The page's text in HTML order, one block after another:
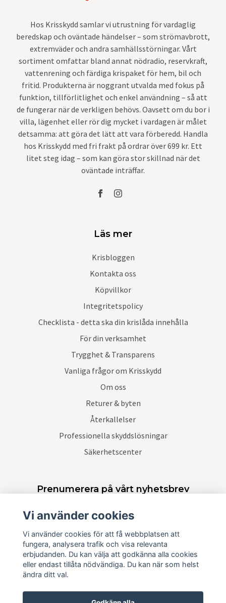
Hos Krisskydd samlar vi utrustning för vardaglig
beredskap och oväntade händelser – som strömavbrott,
extremväder och andra samhällsstörningar. Vårt
sortiment omfattar bland annat nödradio, reservkraft,
vattenrening och färdiga krispaket för hem, bil och
fritid. Produkterna är noggrant utvalda med fokus på
funktion, tillförlitlighet och enkel användning – så att
de fungerar när de verkligen behövs. Oavsett om du bor i
villa, lägenhet eller rör dig mycket i vardagen är målet
detsamma: att göra det lätt att vara förberedd. Handla
hos Krisskydd med fri frakt på ordrar över 699 kr. Ett
litet steg idag – som kan göra stor skillnad när det
oväntade inträffar.
Läs mer
Krisbloggen
Kontakta oss
Köpvillkor
Integritetspolicy
Checklista - detta ska din krislåda innehålla
För din verksamhet
Trygghet & Transparens
Vanliga frågor om Krisskydd
Om oss
Returer & byten
Återkallelser
Professionella skyddslösningar
Säkerhetscenter
Prenumerera på vårt nyhetsbrev
Vi använder cookies
Vi använder cookies för att få webbplatsen att
fungera, analysera trafik och visa relevanta
erbjudanden. Du kan välja att godkänna alla cookies
eller endast tillåta nödvändiga. Du kan när som helst
ändra ditt val.